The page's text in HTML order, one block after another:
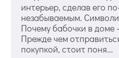
интерьер, сделав его
незабываемым.
Почему бабочки в доме
Прежде чем
покупкой, стоит поня...